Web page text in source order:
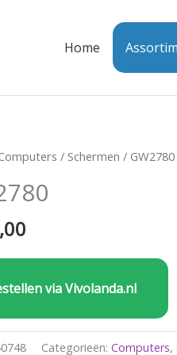
Home
/ Schermen / GW2780
via Vivolanda.nl
Categorieën:Computers,